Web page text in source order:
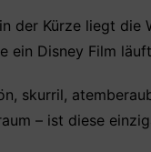
der Kürze liegt die
ein Disney Film
skurril,
– ist diese